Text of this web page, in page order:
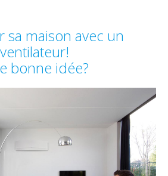
sa maison avec un
ventilateur!
bonne idée?